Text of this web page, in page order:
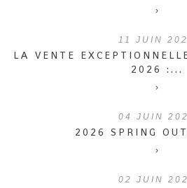
›
11 JUIN
LA VENTE
2026 :...
›
04 JUIN
2026 SPRING
›
02 JUIN